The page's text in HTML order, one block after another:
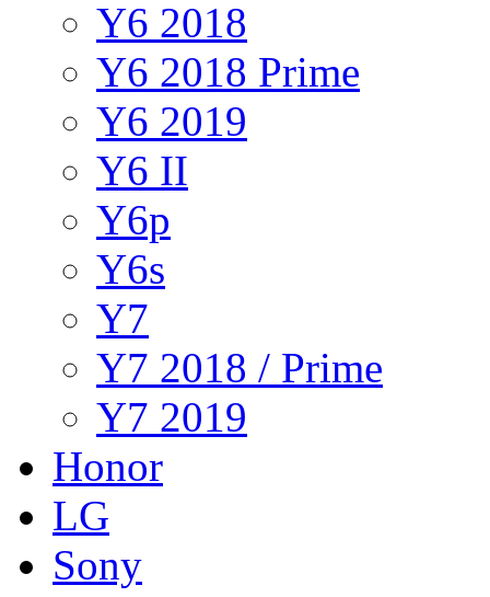
Y6 2018
Y6 2018 Prime
Y6 2019
Y6 II
Y6p
Y6s
Y7
Y7 2018 / Prime
Y7 2019
Honor
LG
Sony